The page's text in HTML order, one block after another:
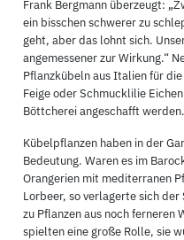
Frank Bergmann überzeugt:
ein bisschen schwerer zu
geht, aber das lohnt sich.
angemessener zur Wirkung.“
Pflanzkübeln aus Italien für
Feige oder Schmucklilie
Böttcherei angeschafft werden.
Kübelpflanzen haben in der
Bedeutung. Waren es im
Orangerien mit mediterranen
Lorbeer, so verlagerte sich
zu Pflanzen aus noch ferneren
spielten eine große Rolle, sie